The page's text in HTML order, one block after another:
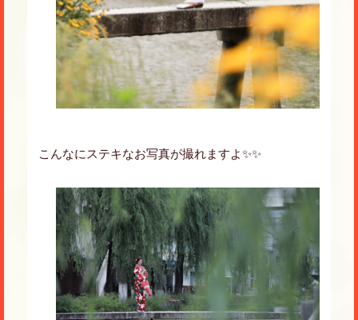
こんなにステキなお写真が撮れますよ✨✨